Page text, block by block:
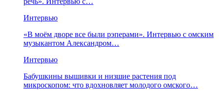
Интервью
«В моём дворе все были рэперами». Интервью с омским
музыкантом Александром…
Интервью
Бабушкины вышивки и низшие растения под
микроскопом: что вдохновляет молодого омского…